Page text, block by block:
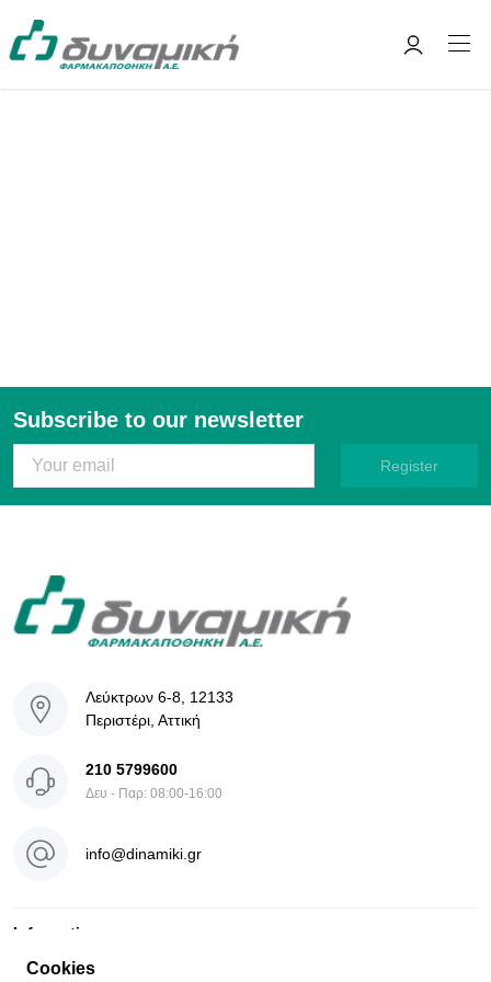
Subscribe to our newsletter
Register
Λεύκτρων 6-8, 12133
Περιστέρι, Αττική
210 5799600
Δευ - Παρ: 08:00-16:00
info@dinamiki.gr
Information
Cookies